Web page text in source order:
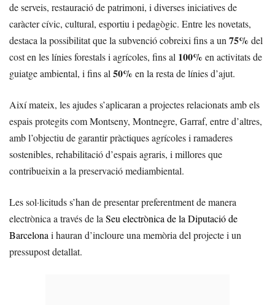
de serveis, restauració de patrimoni, i diverses iniciatives de
caràcter cívic, cultural, esportiu i pedagògic. Entre les novetats,
destaca la possibilitat que la subvenció cobreixi fins a un 75% del
cost en les línies forestals i agrícoles, fins al 100% en activitats de
guiatge ambiental, i fins al 50% en la resta de línies d’ajut.
Així mateix, les ajudes s’aplicaran a projectes relacionats amb els
espais protegits com Montseny, Montnegre, Garraf, entre d’altres,
amb l’objectiu de garantir pràctiques agrícoles i ramaderes
sostenibles, rehabilitació d’espais agraris, i millores que
contribueixin a la preservació mediambiental.
Les sol·licituds s’han de presentar preferentment de manera
electrònica a través de la Seu electrònica de la Diputació de
Barcelona i hauran d’incloure una memòria del projecte i un
pressupost detallat.